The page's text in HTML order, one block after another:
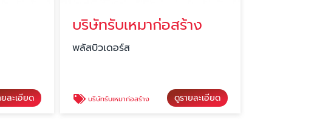
ละเอียด
บริษัทรับเหมาก่อสร้าง
พลัสบิวเดอร์ส
บริษัทรับเหมาก่อสร้าง ดูรายละเอียด